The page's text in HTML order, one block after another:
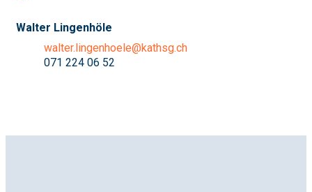
Walter Lingenhöle
walter.lingenhoele@kathsg.ch
071 224 06 52